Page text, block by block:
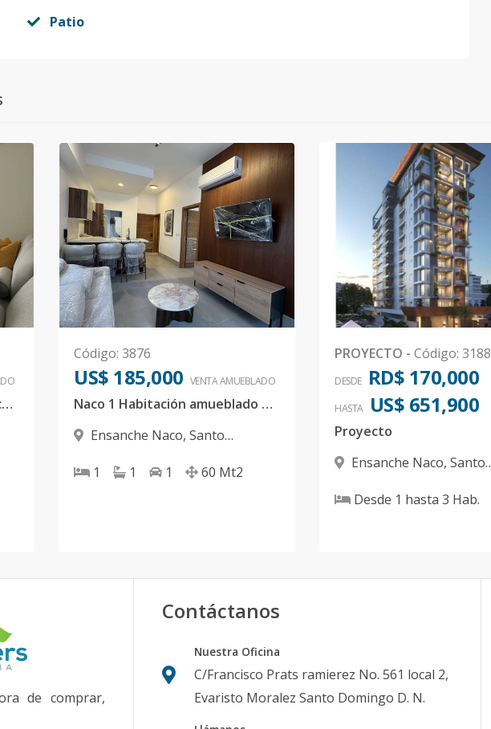
Patio
Apartamento de 2 Hab en Naco US$248,500
Código: 3876
US$ 185,000 VENTA AMUEBLADO
Naco 1 Habitación amueblado US$185,000
Ensanche Naco, Santo
1
1 1 60 Mt2
PROYECTO - Código: 3188
DESDE RD$ 170,000
HASTA US$ 651,900
Proyecto
Ensanche Naco, Santo
Desde 1 hasta 3 Hab.
de comprar,
Contáctanos
Nuestra Oficina
C/Francisco Prats ramierez No. 561 local 2,
Evaristo Moralez Santo Domingo D. N.